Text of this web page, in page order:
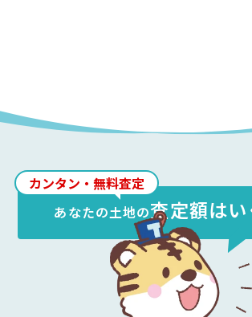
カンタン・無料査定
あなたの土地の査定額はい